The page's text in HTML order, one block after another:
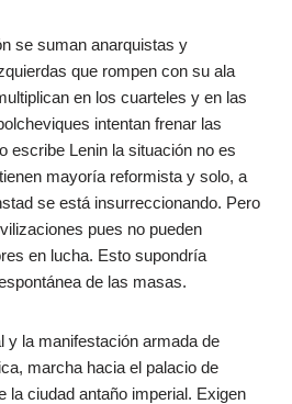
se suman anarquistas y
que rompen con su ala
en los cuarteles y en las
intentan frenar las
escribe Lenin la situación no es
mayoría reformista y solo, a
se está insurreccionando. Pero
pues no pueden
en lucha. Esto supondría
de las masas.
y la manifestación armada de
marcha hacia el palacio de
la ciudad antaño imperial. Exigen